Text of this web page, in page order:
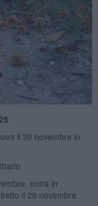
il 20 novembre in
entra in
il 29 novembre